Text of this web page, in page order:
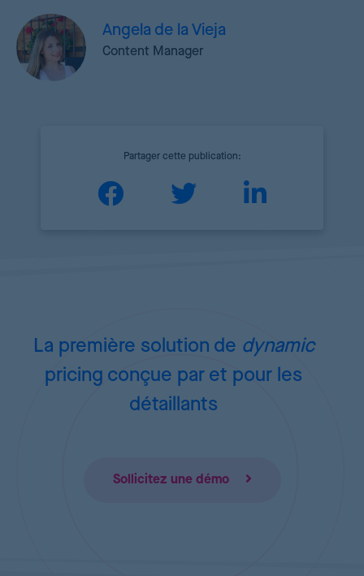
Partager cette publication:
Angela de la Vieja
Content Manager
La première solution de dynamic
pricing conçue par et pour les
détaillants
Sollicitez une démo